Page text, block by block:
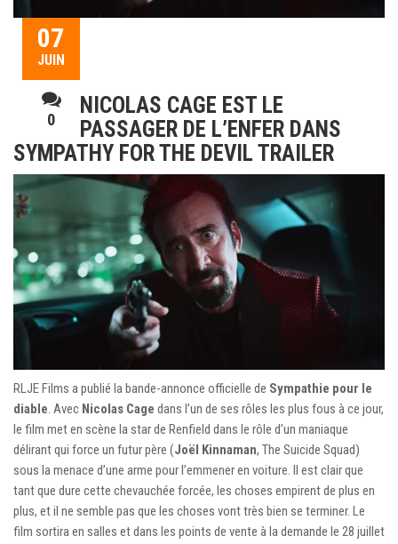
07
JUIN
0
NICOLAS CAGE EST LE
PASSAGER DE L’ENFER DANS
SYMPATHY FOR THE DEVIL TRAILER
RLJE Films a publié la bande-annonce officielle de Sympathie pour le
diable. Avec Nicolas Cage dans l’un de ses rôles les plus fous à ce jour,
le film met en scène la star de Renfield dans le rôle d’un maniaque
délirant qui force un futur père (Joël Kinnaman, The Suicide Squad)
sous la menace d’une arme pour l’emmener en voiture. Il est clair que
tant que dure cette chevauchée forcée, les choses empirent de plus en
plus, et il ne semble pas que les choses vont très bien se terminer. Le
film sortira en salles et dans les points de vente à la demande le 28 juillet